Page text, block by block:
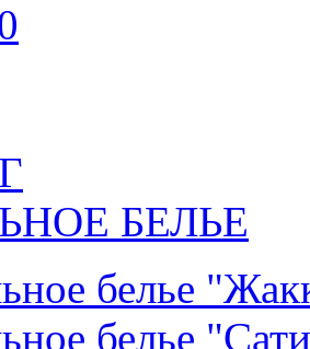
БЕЛЬЕ
белье
белье